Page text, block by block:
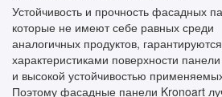
Устойчивость и прочность фасадных
которые не имеют себе равных среди
аналогичных продуктов,
характеристиками поверхности панели
и высокой устойчивостью
Поэтому фасадные панели Kronoart